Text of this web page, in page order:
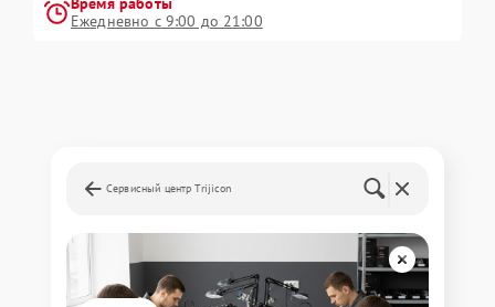
Ежедневно с 9:00 до 21:00
Сервисный центр Trijicon